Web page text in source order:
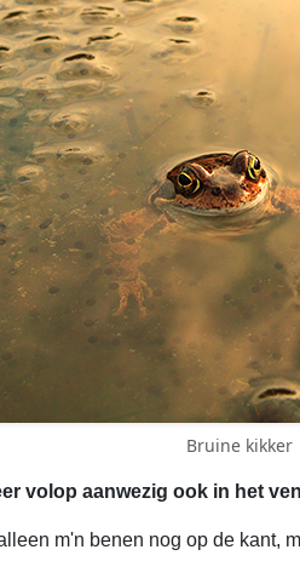
Bruine
volop aanwezig ook in het
m'n benen nog op de kant,